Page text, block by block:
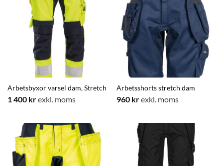
Arbetsbyxor varsel dam, Stretch
1 400 krexkl. moms
Arbetsshorts stretch dam
960 krexkl. moms